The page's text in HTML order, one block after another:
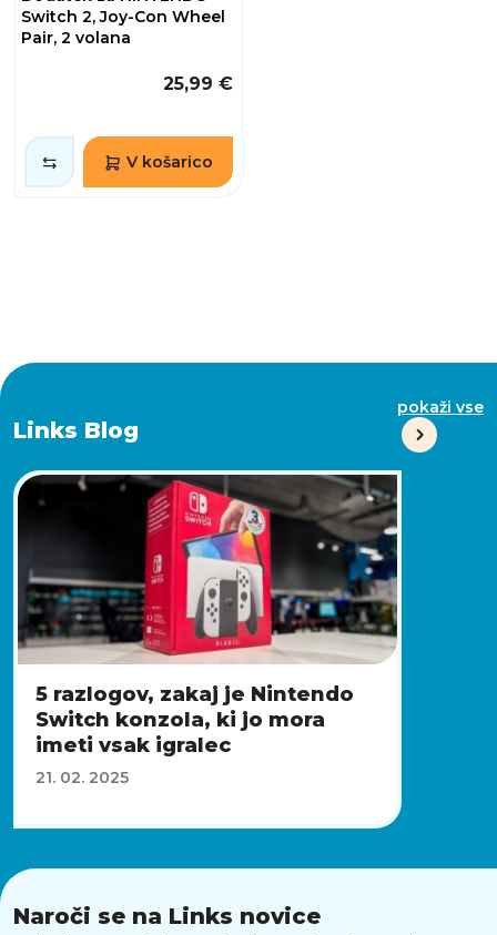
Switch 2, Joy-Con Wheel
Pair, 2 volana
25,99 €
V košarico
Links Blog
pokaži vse
5 razlogov, zakaj je Nintendo
Switch konzola, ki jo mora
imeti vsak igralec
21. 02. 2025
Naroči se na Links novice